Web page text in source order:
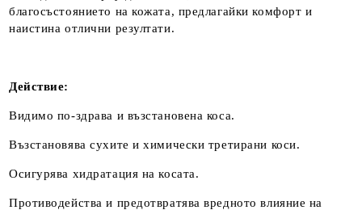
благосъстоянието на кожата, предлагайки комфорт и
наистина отлични резултати.
Действие:
Видимо по-здрава и възстановена коса.
Възстановява сухите и химически третирани коси.
Осигурява хидратация на косата.
Противодейства и предотвратява вредното влияние на